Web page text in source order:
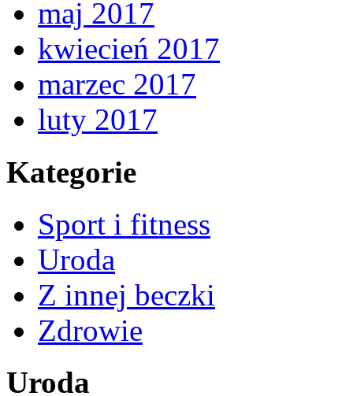
maj 2017
kwiecień 2017
marzec 2017
luty 2017
Kategorie
Sport i fitness
Uroda
Z innej beczki
Zdrowie
Uroda